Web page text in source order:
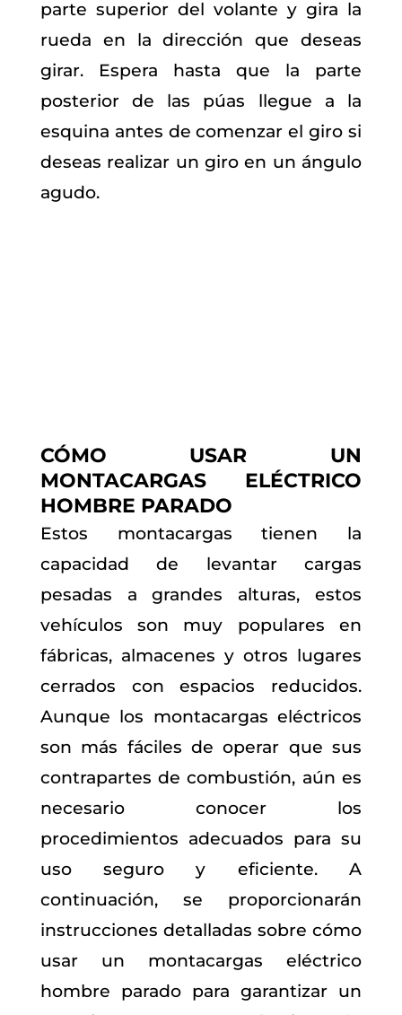
parte superior del volante y gira la
rueda en la dirección que deseas
girar. Espera hasta que la parte
posterior de las púas llegue a la
esquina antes de comenzar el giro si
deseas realizar un giro en un ángulo
agudo.
CÓMO USAR UN
MONTACARGAS ELÉCTRICO
HOMBRE PARADO
Estos montacargas tienen la
capacidad de levantar cargas
pesadas a grandes alturas, estos
vehículos son muy populares en
fábricas, almacenes y otros lugares
cerrados con espacios reducidos.
Aunque los montacargas eléctricos
son más fáciles de operar que sus
contrapartes de combustión, aún es
necesario conocer los
procedimientos adecuados para su
uso seguro y eficiente. A
continuación, se proporcionarán
instrucciones detalladas sobre cómo
usar un montacargas eléctrico
hombre parado para garantizar un